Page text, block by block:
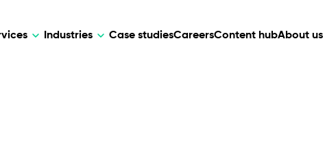
Industries Case studiesCareersContent hubAbout us